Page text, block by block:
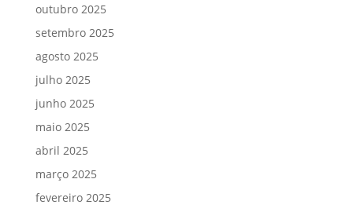
outubro 2025
setembro 2025
agosto 2025
julho 2025
junho 2025
maio 2025
abril 2025
março 2025
fevereiro 2025